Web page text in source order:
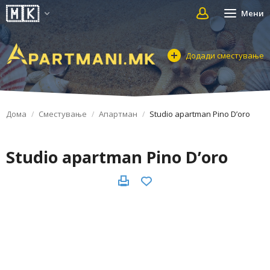
Мени
Додади сместување
Дома Сместување Апартман Studio apartman Pino D’oro
Studio apartman Pino D’oro